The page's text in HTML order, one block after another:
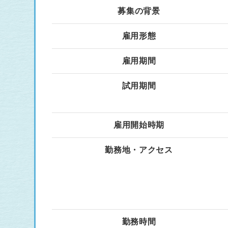
募集の背景
雇用形態
雇用期間
試用期間
雇用開始時期
勤務地・アクセス
勤務時間